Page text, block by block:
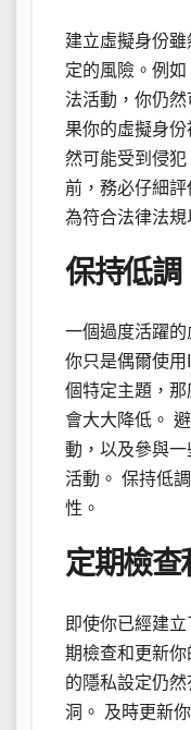
建立虛擬身份
定的風險。例
法活動，你仍
果你的虛擬身
然可能受到侵
前，務必仔細
為符合法律法規
保持低調
一個過度活躍
你只是偶爾使
個特定主題，
會大大降低。
動，以及參與
活動。 保持低
性。
定期檢查
即使你已經建
期檢查和更新
的隱私設定仍
洞。 及時更新